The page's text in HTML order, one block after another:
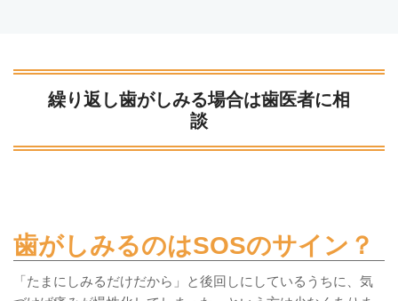
繰り返し歯がしみる場合は歯医者に相
談
歯がしみるのはSOSのサイン？
「たまにしみるだけだから」と後回しにしているうちに、気